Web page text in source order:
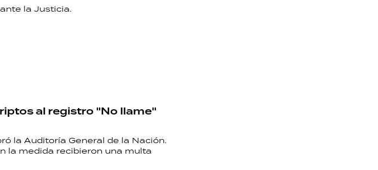
la Justicia.
al registro "No llame"
la Auditoría General de la Nación.
la medida recibieron una multa